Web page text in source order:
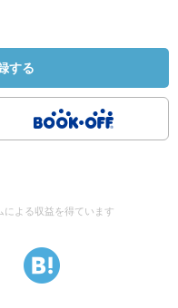
する
よる収益を得ています